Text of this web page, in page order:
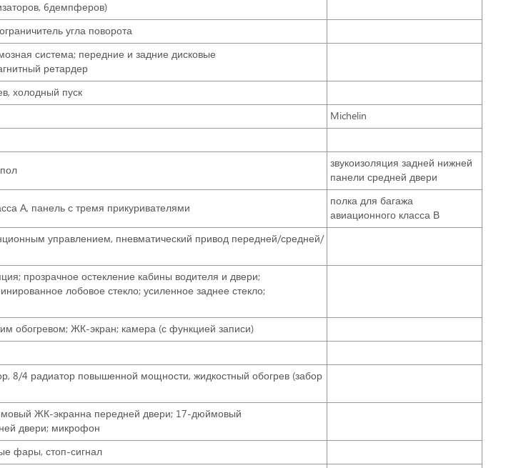
6демпферов)
угла поворота
система; передние и задние дисковые
ретардер
холодный пуск
Michelin
звукоизоляция задней нижней
панели средней двери
А, панель с тремя прикуривателями
полка для багажа
авиационного класса В
управлением, пневматический привод передней/средней/
прозрачное остекление кабины водителя и двери;
лобовое стекло; усиленное заднее стекло;
обогревом; ЖК-экран; камера (с функцией записи)
8/4 радиатор повышенной мощности, жидкостный обогрев (забор
ЖК-экранна передней двери; 17-дюймовый
двери; микрофон
фары, стоп-сигнал